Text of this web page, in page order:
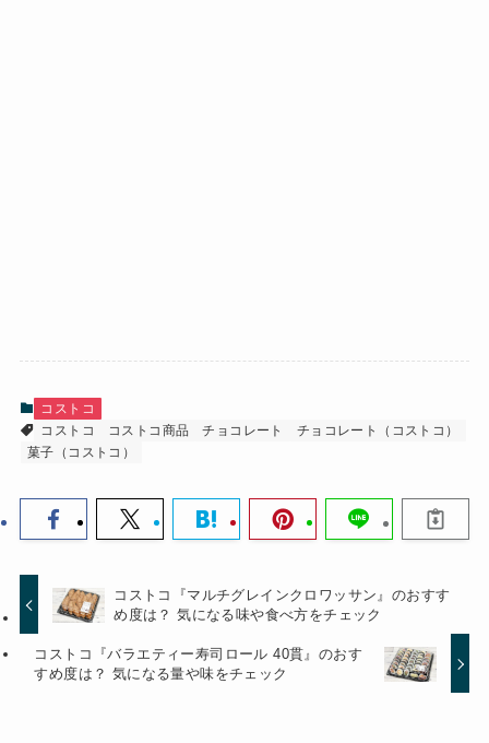
コストコ
コストコ
コストコ商品 チョコレート
チョコレート（コストコ）
菓子（コストコ）
コストコ『マルチグレインクロワッサン』のおすす
め度は？ 気になる味や食べ方をチェック
コストコ『バラエティー寿司ロール 40貫』のおす
すめ度は？ 気になる量や味をチェック